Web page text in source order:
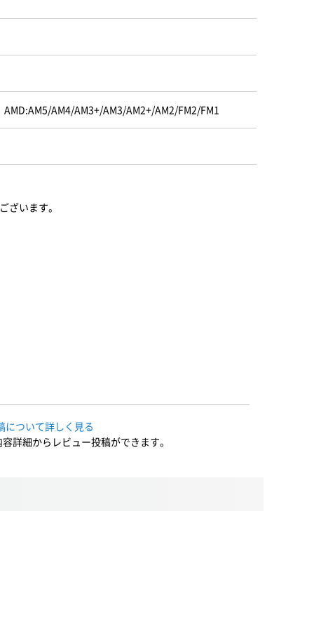
AM4/AM3+/AM3/AM2+/AM2/FM2/FM1
ざいます。
について詳しく見る
詳細からレビュー投稿ができます。